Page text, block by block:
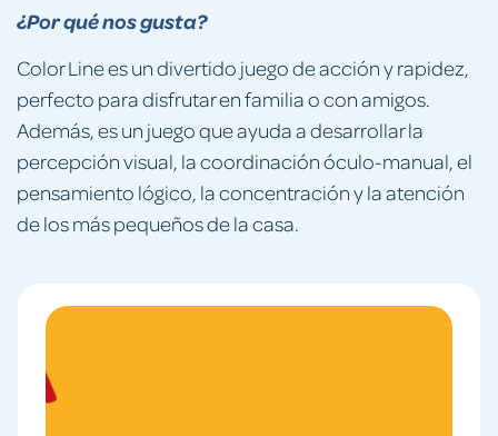
¿Por qué nos gusta?
Color Line es un divertido juego de acción y rapidez,
perfecto para disfrutar en familia o con amigos.
Además, es un juego que ayuda a desarrollar la
percepción visual, la coordinación óculo-manual, el
pensamiento lógico, la concentración y la atención
de los más pequeños de la casa.